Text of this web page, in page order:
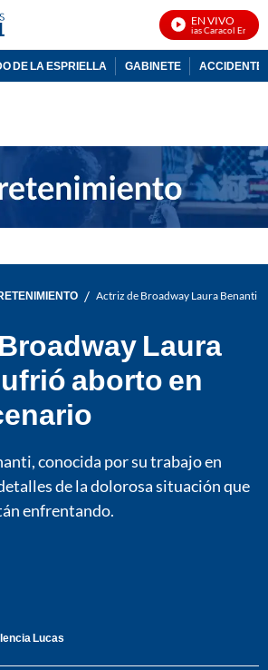
EN VIVO
Noticias Caracol En Vivo
DE LA ESPRIELLA GABINETE ACCIDENTE
/ Actriz de Broadway Laura Benanti
Laura
aborto en
conocida por su trabajo en
de la dolorosa situación que
enfrentando.
Lucas